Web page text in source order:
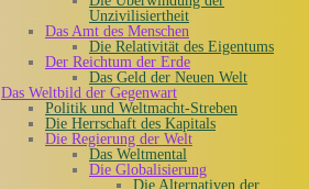
Unzivilisiertheit
Das Amt des Menschen
Die Relativität des Eigentums
Der Reichtum der Erde
Das Geld der Neuen Welt
Das Weltbild der Gegenwart
Politik und Weltmacht-Streben
Die Herrschaft des Kapitals
Die Regierung der Welt
Das Weltmental
Die Globalisierung
Die Alternativen der